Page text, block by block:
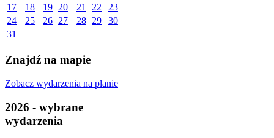
17
18 19 20 21 22
23
24
25 26 27 28 29
30
31
Znajdź na mapie
Zobacz wydarzenia na planie
2026 - wybrane
wydarzenia